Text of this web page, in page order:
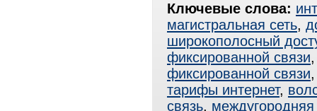
Ключевые слова:
магистральная сеть,
широкополосный
фиксированной связи
фиксированной связи
тарифы интернет,
связь, междугородняя